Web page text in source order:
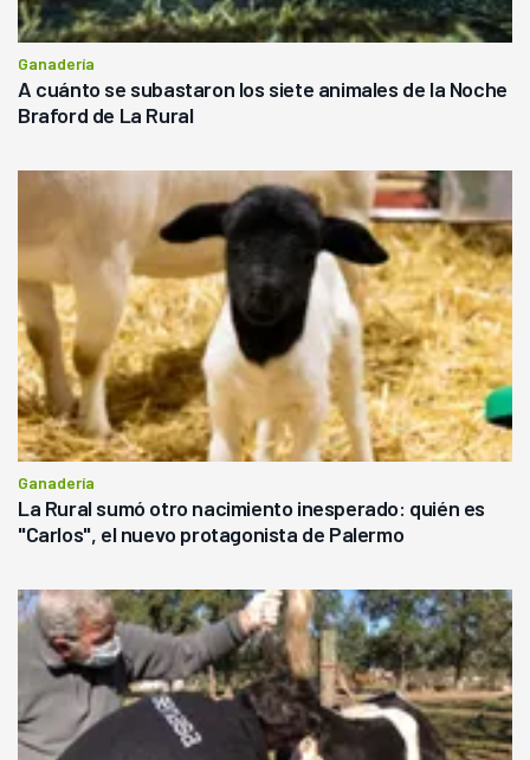
Ganadería
A cuánto se subastaron los siete animales de la Noche
Braford de La Rural
Ganadería
La Rural sumó otro nacimiento inesperado: quién es
"Carlos", el nuevo protagonista de Palermo